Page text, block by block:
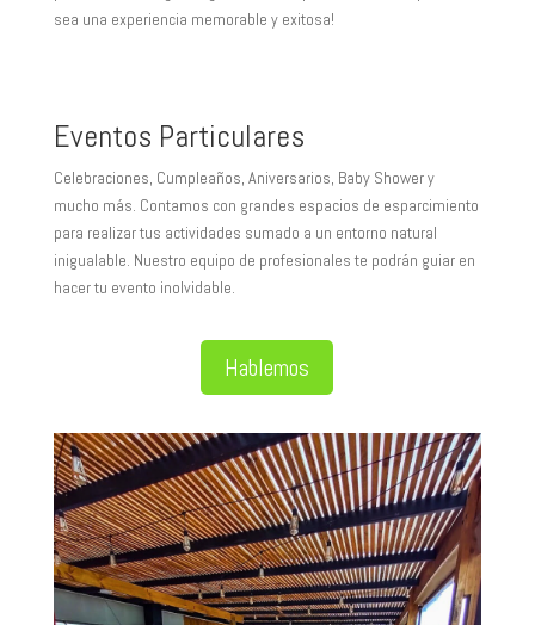
sea una experiencia memorable y exitosa!
Eventos Particulares
Celebraciones, Cumpleaños, Aniversarios, Baby Shower y
mucho más. Contamos con grandes espacios de esparcimiento
para realizar tus actividades sumado a un entorno natural
inigualable. Nuestro equipo de profesionales te podrán guiar en
hacer tu evento inolvidable.
Hablemos